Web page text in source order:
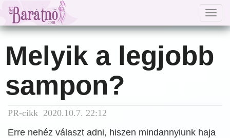
Melyik a legjobb
sampon?
PR-cikk 2020.10.7. 22:12
Erre nehéz választ adni, hiszen mindannyiunk haja